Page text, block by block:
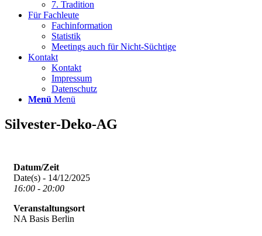
7. Tradition
Für Fachleute
Fachinformation
Statistik
Meetings auch für Nicht-Süchtige
Kontakt
Kontakt
Impressum
Datenschutz
Menü Menü
Silvester-Deko-AG
Datum/Zeit
Date(s) - 14/12/2025
16:00 - 20:00
Veranstaltungsort
NA Basis Berlin